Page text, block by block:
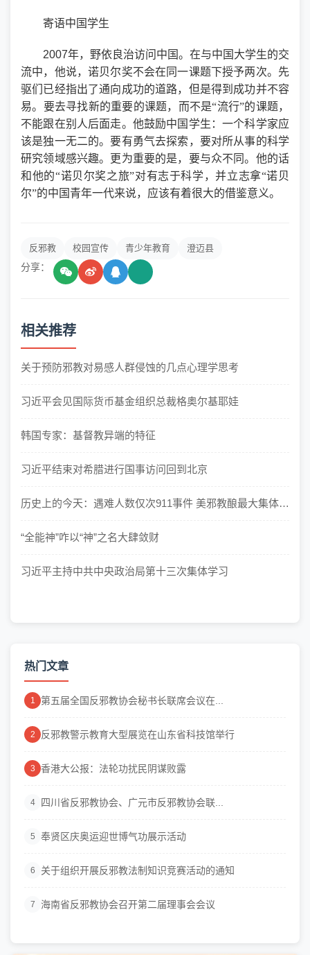
寄语中国学生
2007年，野依良治访问中国。在与中国大学生的交
流中，他说，诺贝尔奖不会在同一课题下授予两次。先
驱们已经指出了通向成功的道路，但是得到成功并不容
易。要去寻找新的重要的课题，而不是“流行”的课题，
不能跟在别人后面走。他鼓励中国学生：一个科学家应
该是独一无二的。要有勇气去探索，要对所从事的科学
研究领域感兴趣。更为重要的是，要与众不同。他的话
和他的“诺贝尔奖之旅”对有志于科学，并立志拿“诺贝
尔”的中国青年一代来说，应该有着很大的借鉴意义。
反邪教 校园宣传 青少年教育 澄迈县
分享：
相关推荐
关于预防邪教对易感人群侵蚀的几点心理学思考
习近平会见国际货币基金组织总裁格奥尔基耶娃
韩国专家：基督教异端的特征
习近平结束对希腊进行国事访问回到北京
历史上的今天：遇难人数仅次911事件 美邪教酿最大集体自
“全能神”咋以“神”之名大肆敛财
习近平主持中共中央政治局第十三次集体学习
热门文章
1 第五届全国反邪教协会秘书长联席会议在...
2 反邪教警示教育大型展览在山东省科技馆举行
3 香港大公报：法轮功扰民阴谋败露
4 四川省反邪教协会、广元市反邪教协会联...
5 奉贤区庆奥运迎世博气功展示活动
6 关于组织开展反邪教法制知识竞赛活动的通知
7 海南省反邪教协会召开第二届理事会会议